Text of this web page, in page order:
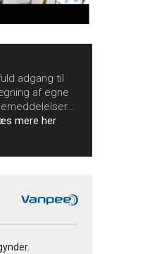
adgang til
af egne
mere her